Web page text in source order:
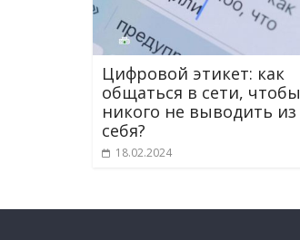
Цифровой этикет: как
общаться в сети, чтобы
никого не выводить из
себя?
18.02.2024